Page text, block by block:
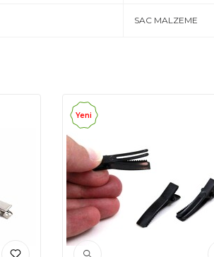
SAC MALZEME
Yeni